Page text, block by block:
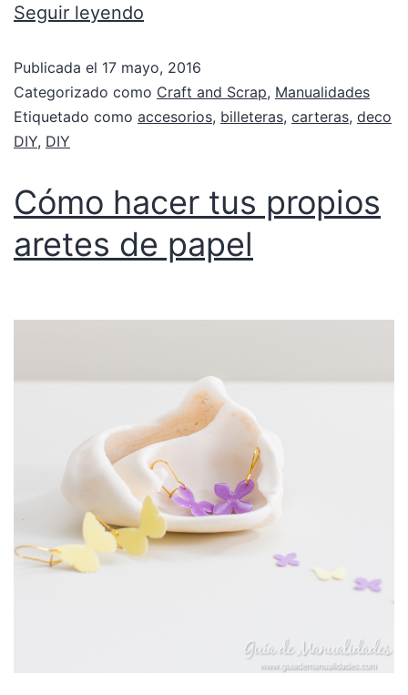
Seguir leyendo
Publicada el 17 mayo, 2016
Categorizado como Craft and Scrap, Manualidades
Etiquetado como accesorios, billeteras, carteras, deco
DIY, DIY
Cómo hacer tus propios
aretes de papel